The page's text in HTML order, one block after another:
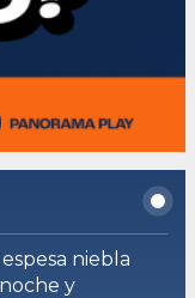
niebla
y